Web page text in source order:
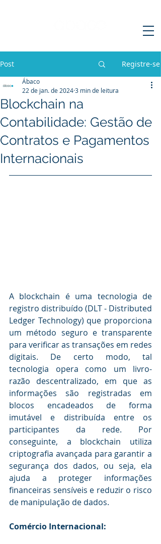
Post Registre-se
Blockchain na
Contabilidade: Gestão de
Contratos e Pagamentos
Internacionais
Ábaco
22 de jan. de 20243 min de leitura
A blockchain é uma tecnologia de
registro distribuído (DLT - Distributed
Ledger Technology) que proporciona
um método seguro e transparente
para verificar as transações em redes
digitais. De certo modo, tal
tecnologia opera como um livro-
razão descentralizado, em que as
informações são registradas em
blocos encadeados de forma
imutável e distribuída entre os
participantes da rede. Por
conseguinte, a blockchain utiliza
criptografia avançada para garantir a
segurança dos dados, ou seja, ela
ajuda a proteger informações
financeiras sensíveis e reduzir o risco
de manipulação de dados.
Comércio Internacional: